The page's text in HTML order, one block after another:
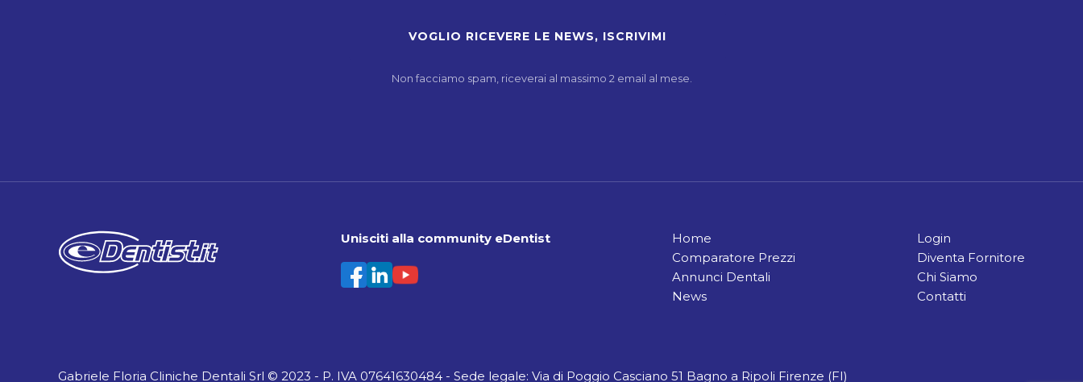
Non facciamo spam, riceverai al massimo 2 email al mese.
Unisciti alla community eDentist
Home
Comparatore Prezzi
Annunci Dentali
News
Login
Diventa Fornitore
Chi Siamo
Contatti
Gabriele Floria Cliniche Dentali Srl © 2023 - P. IVA 07641630484 - Sede legale: Via di Poggio Casciano 51 Bagno a Ripoli Firenze (FI)